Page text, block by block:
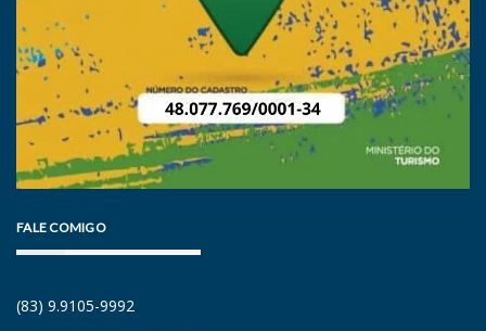
FALE COMIGO
(83) 9.9105-9992